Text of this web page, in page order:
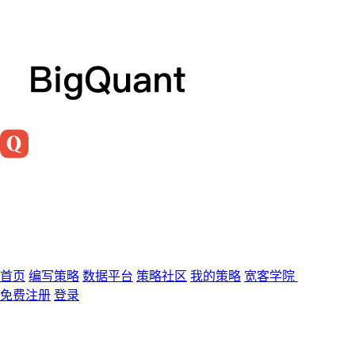
首页 编写策略 数据平台 策略社区 我的策略 宽客学院
免费注册 登录